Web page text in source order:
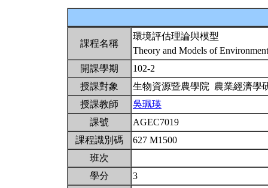
課程名稱
環境評估理論與模型
Theory and Models of
開課學期
102-2
授課對象
生物資源暨農學院 農業經濟學
授課教師
吳珮瑛
課號
AGEC7019
課程識別碼
627 M1500
班次
學分
3